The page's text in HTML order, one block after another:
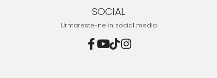
SOCIAL
Urmareste-ne in social media